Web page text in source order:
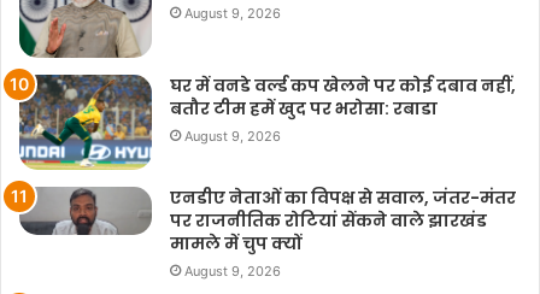
August 9, 2026
घर में वनडे वर्ल्ड कप खेलने पर कोई दबाव नहीं,
बतौर टीम हमें खुद पर भरोसा: रबाडा
August 9, 2026
एनडीए नेताओं का विपक्ष से सवाल, जंतर-मंतर
पर राजनीतिक रोटियां सेंकने वाले झारखंड
मामले में चुप क्यों
August 9, 2026